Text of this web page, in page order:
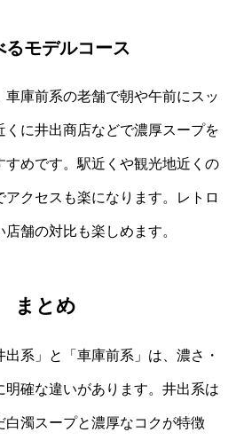
るモデルコース
庫前系の老舗で朝や午前にスッ
くに井出商店などで濃厚スープを
すめです。駅近くや観光地近くの
アクセスも楽になります。レトロ
舗の対比も楽しめます。
まとめ
系」と「車庫前系」は、濃さ・
明確な違いがあります。井出系は
白濁スープと濃厚なコクが特徴